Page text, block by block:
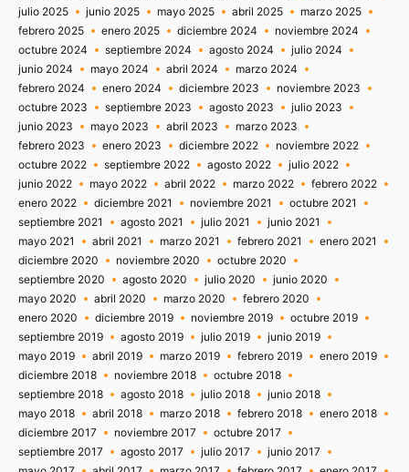
julio 2025
junio 2025 mayo 2025 abril 2025
marzo 2025
febrero 2025
enero 2025 diciembre 2024
noviembre 2024
octubre 2024
septiembre 2024 agosto 2024
julio 2024
junio 2024
mayo 2024 abril 2024
marzo 2024
febrero 2024
enero 2024 diciembre 2023
noviembre 2023
octubre 2023
septiembre 2023 agosto 2023
julio 2023
junio 2023
mayo 2023 abril 2023
marzo 2023
febrero 2023
enero 2023 diciembre 2022
noviembre 2022
octubre 2022
septiembre 2022 agosto 2022
julio 2022
junio 2022
mayo 2022 abril 2022 marzo 2022
febrero 2022
enero 2022
diciembre 2021 noviembre 2021
octubre 2021
septiembre 2021
agosto 2021 julio 2021
junio 2021
mayo 2021
abril 2021 marzo 2021 febrero 2021
enero 2021
diciembre 2020
noviembre 2020
octubre 2020
septiembre 2020
agosto 2020 julio 2020
junio 2020
mayo 2020
abril 2020 marzo 2020
febrero 2020
enero 2020
diciembre 2019 noviembre 2019
octubre 2019
septiembre 2019
agosto 2019 julio 2019
junio 2019
mayo 2019
abril 2019 marzo 2019 febrero 2019
enero 2019
diciembre 2018
noviembre 2018
octubre 2018
septiembre 2018
agosto 2018 julio 2018
junio 2018
mayo 2018
abril 2018 marzo 2018 febrero 2018
enero 2018
diciembre 2017
noviembre 2017
octubre 2017
septiembre 2017
agosto 2017 julio 2017
junio 2017